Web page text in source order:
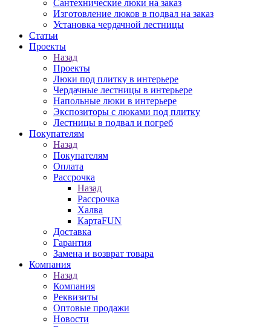
Сантехнические люки на заказ
Изготовление люков в подвал на заказ
Установка чердачной лестницы
Статьи
Проекты
Назад
Проекты
Люки под плитку в интерьере
Чердачные лестницы в интерьере
Напольные люки в интерьере
Экспозиторы с люками под плитку
Лестницы в подвал и погреб
Покупателям
Назад
Покупателям
Оплата
Рассрочка
Назад
Рассрочка
Халва
КартаFUN
Доставка
Гарантия
Замена и возврат товара
Компания
Назад
Компания
Реквизиты
Оптовые продажи
Новости